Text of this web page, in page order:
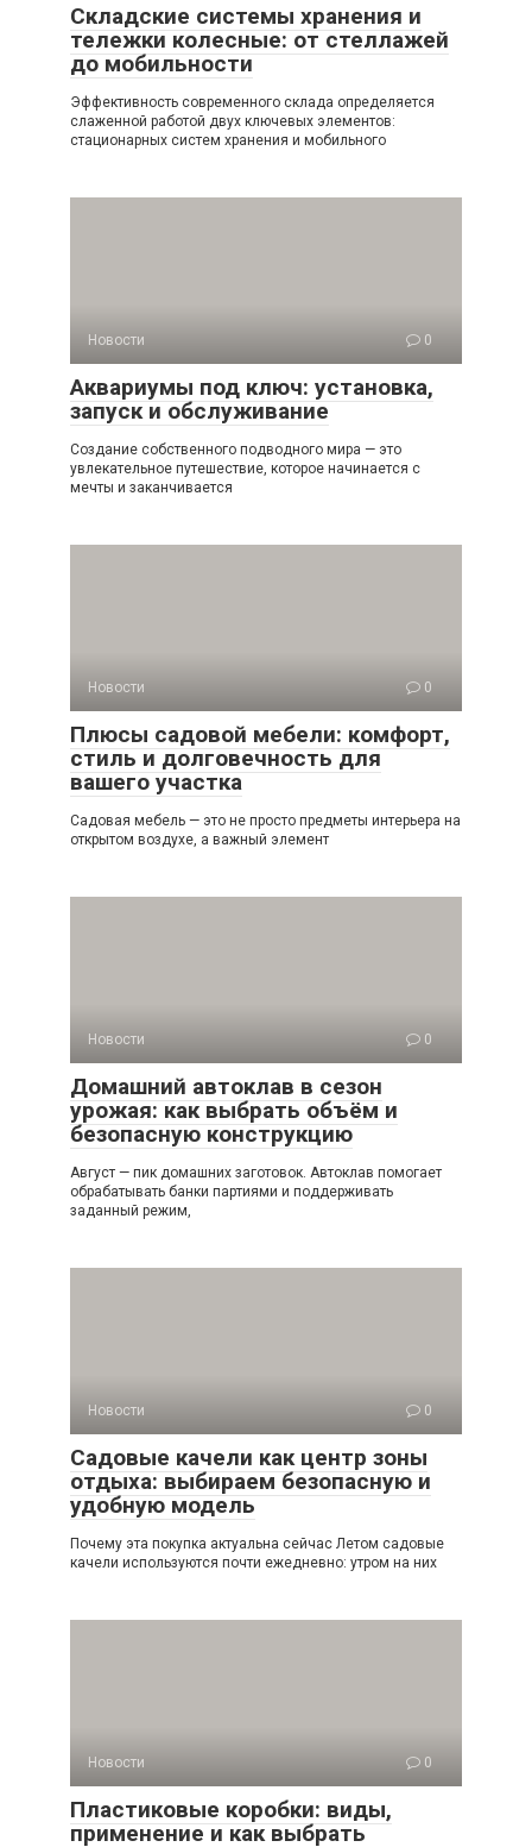
Складские системы хранения и
тележки колесные: от стеллажей
до мобильности
Эффективность современного склада определяется
слаженной работой двух ключевых элементов:
стационарных систем хранения и мобильного
Новости 0
Аквариумы под ключ: установка,
запуск и обслуживание
Создание собственного подводного мира — это
увлекательное путешествие, которое начинается с
мечты и заканчивается
Новости 0
Плюсы садовой мебели: комфорт,
стиль и долговечность для
вашего участка
Садовая мебель — это не просто предметы интерьера на
открытом воздухе, а важный элемент
Новости 0
Домашний автоклав в сезон
урожая: как выбрать объём и
безопасную конструкцию
Август — пик домашних заготовок. Автоклав помогает
обрабатывать банки партиями и поддерживать
заданный режим,
Новости 0
Садовые качели как центр зоны
отдыха: выбираем безопасную и
удобную модель
Почему эта покупка актуальна сейчас Летом садовые
качели используются почти ежедневно: утром на них
Новости 0
Пластиковые коробки: виды,
применение и как выбрать